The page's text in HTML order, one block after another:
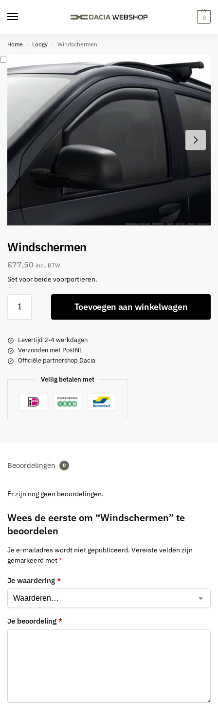
0
Home / Lodgy / Windschermen
Windschermen
€77,50 incl. BTW
Set voor beide voorportieren.
Toevoegen aan winkelwagen
Levertijd 2-4 werkdagen
Verzonden met PostNL
Officiële partnershop Dacia
Veilig betalen met
Beoordelingen 0
Er zijn nog geen beoordelingen.
Wees de eerste om “Windschermen” te
beoordelen
Je e-mailadres wordt niet gepubliceerd. Vereiste velden zijn
gemarkeerd met*
Je waardering *
Je beoordeling *